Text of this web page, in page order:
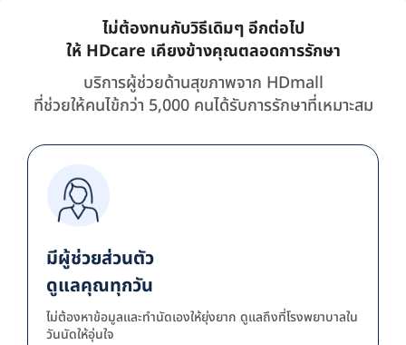
ไม่ต้องทนกับวิธีเดิมๆ อีกต่อไป
ให้ HDcare เคียงข้างคุณตลอดการรักษา
บริการผู้ช่วยด้านสุขภาพจาก HDmall
ที่ช่วยให้คนไข้กว่า 5,000 คนได้รับการรักษาที่เหมาะสม
มีผู้ช่วยส่วนตัว
ดูแลคุณทุกวัน
ไม่ต้องหาข้อมูลและทำนัดเองให้ยุ่งยาก ดูแลถึงที่โรงพยาบาลใน
วันนัดให้อุ่นใจ